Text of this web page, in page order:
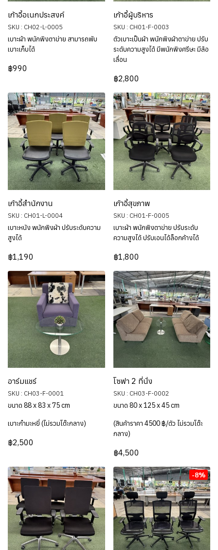
เก้าอี้อเนกประสงค์
SKU : CH02-L-0005
เบาะผ้า พนักพิงตาข่าย สามารถพับ
เบาะเก็บได้
฿990
เก้าอี้ผู้บริหาร
SKU : CH01-F-0003
ตัวเบาะเป็นผ้า พนักพิงผ้าตาข่าย ปรับ
ระดับความสูงได้ มีพนักพิงศรีษะ มีล้อ
เลื่อน
฿2,800
เก้าอี้สำนักงาน
SKU : CH01-L-0004
เบาะหนัง พนักพิงผ้า ปรับระดับความ
สูงได้
฿1,190
เก้าอี้สุขภาพ
SKU : CH01-F-0005
เบาะผ้า พนักพิงตาข่าย ปรับระดับ
ความสูงได้ ปรับเอนได้ล็อกค้างได้
฿1,800
อาร์มแชร์
SKU : CH03-F-0001
ขนาด 88 x 83 x 75 cm
เบาะกำมะหยี่ (ไม่รวมโต๊ะกลาง)
฿2,500
โซฟา 2 ที่นั่ง
SKU : CH03-F-0002
ขนาด 80 x 125 x 45 cm
(สินค้าราคา 4500 ฿/ตัว ไม่รวมโต๊ะ
กลาง)
฿4,500
-8%